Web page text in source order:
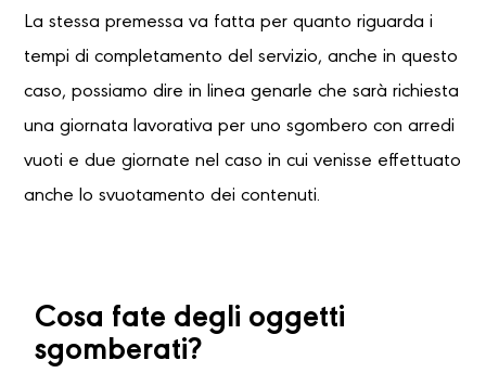
La stessa premessa va fatta per quanto riguarda i
tempi di completamento del servizio, anche in questo
caso, possiamo dire in linea genarle che sarà richiesta
una giornata lavorativa per uno sgombero con arredi
vuoti e due giornate nel caso in cui venisse effettuato
anche lo svuotamento dei contenuti.
Cosa fate degli oggetti
sgomberati?